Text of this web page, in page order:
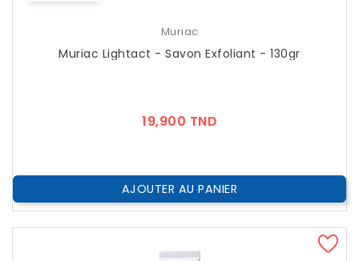
Muriac
Muriac Lightact - Savon Exfoliant - 130gr
19,900 TND
AJOUTER AU PANIER